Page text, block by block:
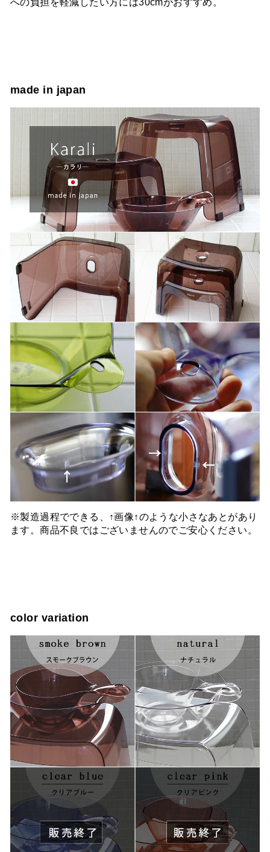
made in japan
※製造過程でできる、↑画像↑のような小さなあとがあり
ます。商品不良ではございませんのでご安心ください。
color variation